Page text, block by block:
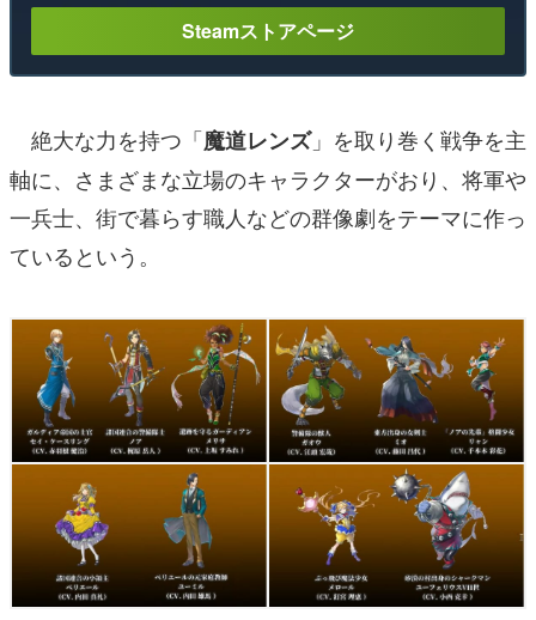
Steamストアページ
絶大な力を持つ「魔道レンズ」を取り巻く戦争を主
軸に、さまざまな立場のキャラクターがおり、将軍や
一兵士、街で暮らす職人などの群像劇をテーマに作っ
ているという。